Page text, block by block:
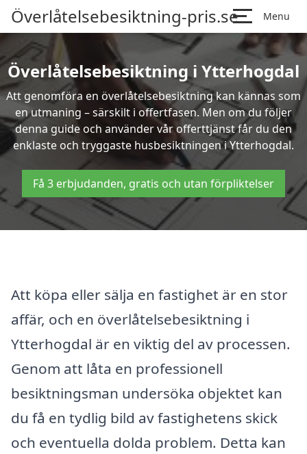
Överlåtelsebesiktning-pris.se Menu
Överlåtelsebesiktning i Ytterhogdal
Att genomföra en överlåtelsebesiktning kan kännas som
en utmaning – särskilt i offertfasen. Men om du följer
denna guide och använder vår offerttjänst får du den
enklaste och tryggaste husbesiktningen i Ytterhogdal.
Få 3 erbjudanden, gratis och utan förpliktelser
Att köpa eller sälja en fastighet är en stor
affär, och en överlåtelsebesiktning i
Ytterhogdal är en viktig del av processen.
Genom att låta en professionell
besiktningsman undersöka objektet kan
du få en tydlig bild av fastighetens skick
och eventuella dolda problem. Detta kan